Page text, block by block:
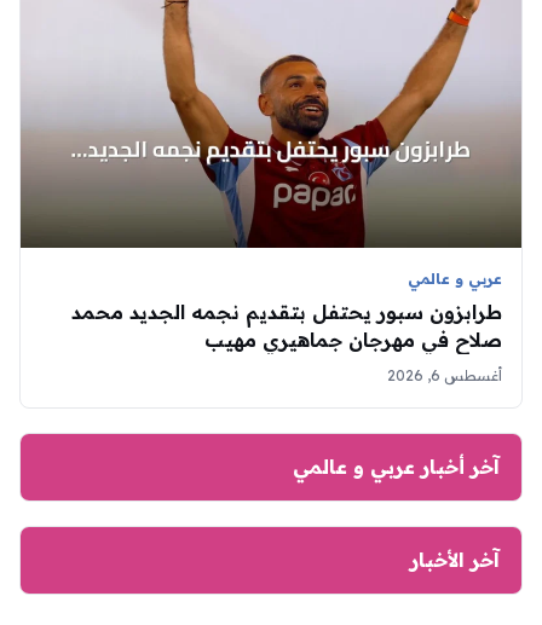
عربي و عالمي
طرابزون سبور يحتفل بتقديم نجمه الجديد محمد
صلاح في مهرجان جماهيري مهيب
أغسطس 6, 2026
آخر أخبار عربي و عالمي
آخر الأخبار